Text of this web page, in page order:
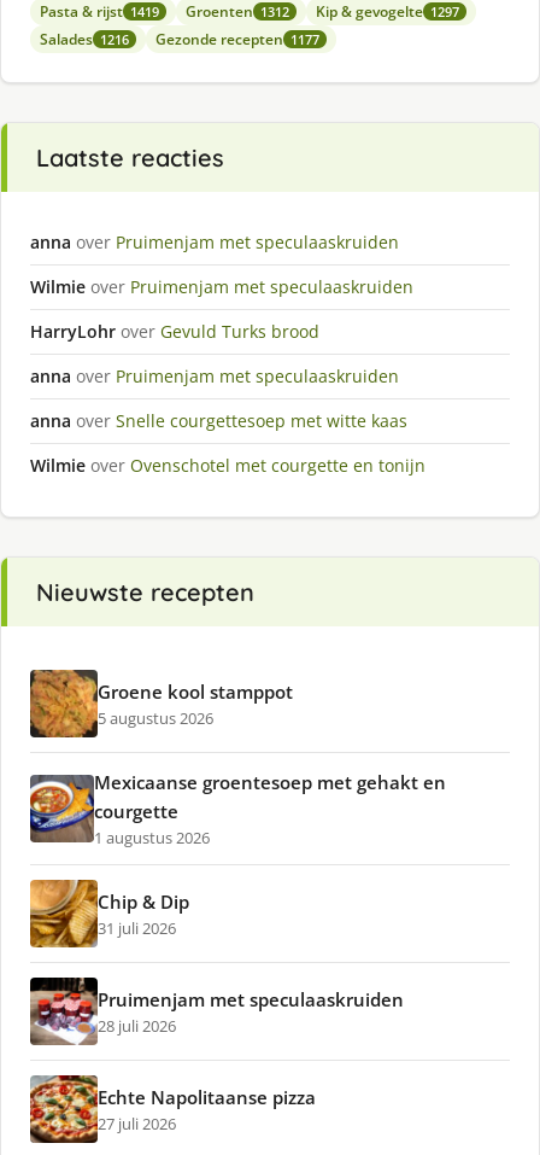
Pasta & rijst 1419 Groenten 1312 Kip & gevogelte 1297
Salades 1216 Gezonde recepten 1177
Laatste reacties
anna over Pruimenjam met speculaaskruiden
Wilmie over Pruimenjam met speculaaskruiden
HarryLohr over Gevuld Turks brood
anna over Pruimenjam met speculaaskruiden
anna over Snelle courgettesoep met witte kaas
Wilmie over Ovenschotel met courgette en tonijn
Nieuwste recepten
Groene kool stamppot
5 augustus 2026
Mexicaanse groentesoep met gehakt en
courgette
1 augustus 2026
Chip & Dip
31 juli 2026
Pruimenjam met speculaaskruiden
28 juli 2026
Echte Napolitaanse pizza
27 juli 2026